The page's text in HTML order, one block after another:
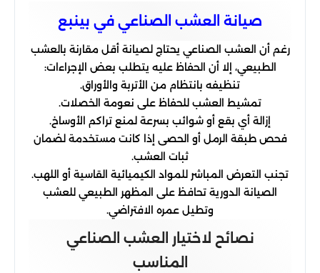
صيانة العشب الصناعي في بينبع
رغم أن العشب الصناعي يحتاج لصيانة أقل مقارنة بالعشب
الطبيعي، إلا أن الحفاظ عليه يتطلب بعض الإجراءات:
تنظيفه بانتظام من الأتربة والأوراق.
تمشيط العشب للحفاظ على نعومة الخصلات.
إزالة أي بقع أو شوائب بسرعة لمنع تراكم الأوساخ.
فحص طبقة الرمل أو الحصى إذا كانت مستخدمة لضمان
ثبات العشب.
تجنب التعرض المباشر للمواد الكيميائية القاسية أو اللهب.
الصيانة الدورية تحافظ على المظهر الطبيعي للعشب
وتطيل عمره الافتراضي.
نصائح لاختيار العشب الصناعي
المناسب